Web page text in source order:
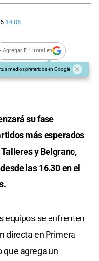
14:06
Agregar El Litoral en
tus medios preferidos en Google
su fase
más esperados
y Belgrano,
las 16.30 en el
equipos se enfrenten
directa en Primera
que agrega un